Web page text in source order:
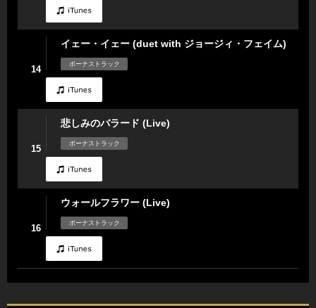
14
イェー・イェー (duet with ジョージィ・フェイム)
ボーナストラック
15
悲しみのバラード (Live)
ボーナストラック
16
ウォールフラワー (Live)
ボーナストラック